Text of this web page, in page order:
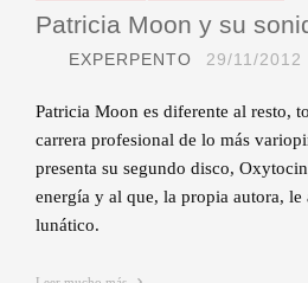
Patricia Moon y su
EXPERPENTO 29/11/2012
Patricia Moon es diferente al resto,
carrera profesional de lo más
presenta su segundo disco,
energía y al que, la propia autora,
lunático.